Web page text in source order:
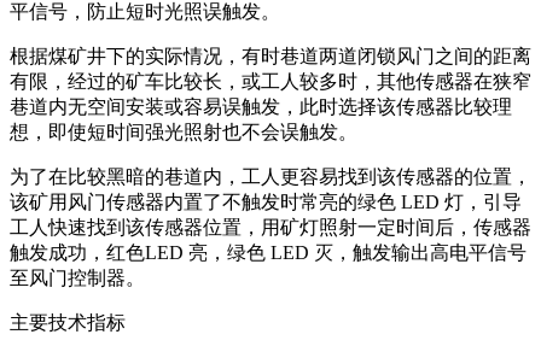
平信号，防止短时光照误触发。
根据煤矿井下的实际情况，有时巷道两道闭锁风门之间的距离
有限，经过的矿车比较长，或工人较多时，其他传感器在狭窄
巷道内无空间安装或容易误触发，此时选择该传感器比较理
想，即使短时间强光照射也不会误触发。
为了在比较黑暗的巷道内，工人更容易找到该传感器的位置，
该矿用风门传感器内置了不触发时常亮的绿色 LED 灯，引导
工人快速找到该传感器位置，用矿灯照射一定时间后，传感器
触发成功，红色LED 亮，绿色 LED 灭，触发输出高电平信号
至风门控制器。
主要技术指标